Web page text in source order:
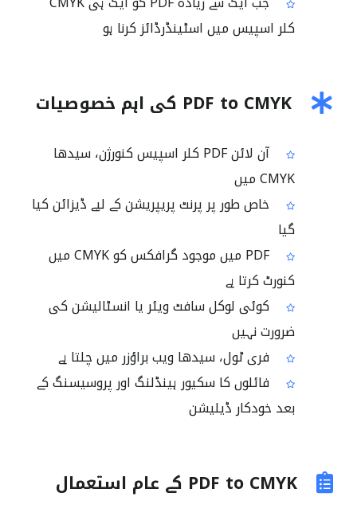
کلر اسپیس میں اسٹینڈرڈائز کرنا ہو
PDF to CMYK کی اہم خصوصیات
آن لائن PDF کلر اسپیس کنورژن، سیدھا
CMYK میں
خاص طور پر پرنٹ پریپریشن کے لیے ڈیزائن کیا
گیا
PDF میں موجود گرافکس کو CMYK میں
کنورٹ کرتا ہے
کوئی لوکل سافٹ ویئر یا انسٹالیشن کی
ضرورت نہیں
فری ٹول، سیدھا ویب براؤزر میں چلتا ہے
فائلوں کا سکیور ہینڈلنگ اور پروسیسنگ کے
بعد خودکار ڈیلیشن
PDF to CMYK کے عام استعمال